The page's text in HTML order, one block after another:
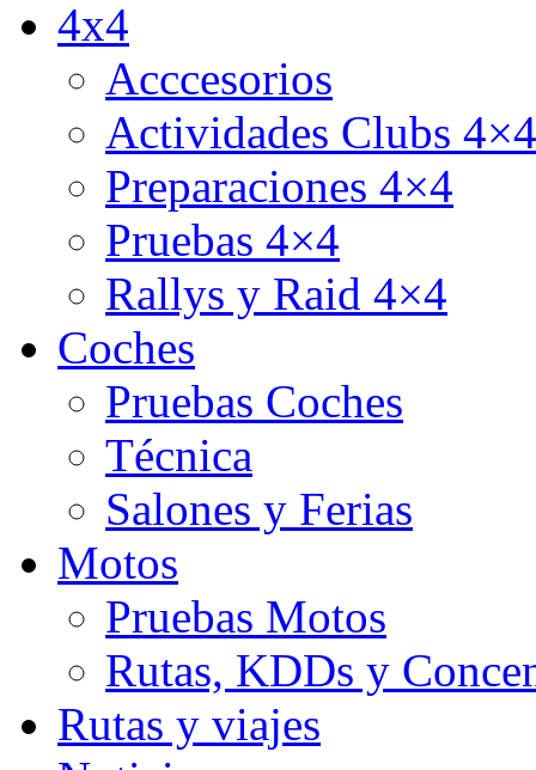
4x4
Acccesorios
Actividades Clubs 4×4
Preparaciones 4×4
Pruebas 4×4
Rallys y Raid 4×4
Coches
Pruebas Coches
Técnica
Salones y Ferias
Motos
Pruebas Motos
Rutas, KDDs y
Rutas y viajes